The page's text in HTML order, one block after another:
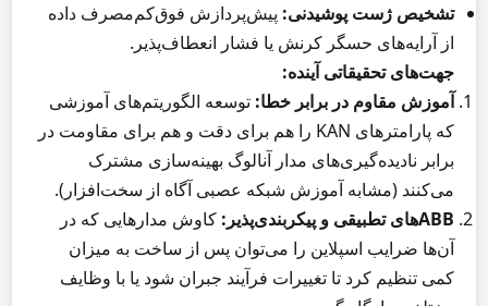
تشخیص ژست پوشیدنی: پیش‌پردازش فوق‌کم‌مصرف داده
از آرایه‌های حسگر کرنش یا فشار انعطاف‌پذیر.
جهت‌های تحقیقاتی آینده:
آموزش مقاوم در برابر خطا: توسعه الگوریتم‌های آموزشی
که پارامترهای KAN را هم برای دقت و هم برای مقاومت در
برابر نادیده‌گیری‌های مدار آنالوگ بهینه‌سازی مشترک
می‌کنند (مشابه آموزش شبکه عصبی آگاه از سخت‌افزار).
ABBهای تطبیقی و پیکربندی‌پذیر:
کاوش مدارهایی که در
آن‌ها ضرایب اسپلاین را می‌توان پس از ساخت به میزان
کمی تنظیم کرد تا تغییرات فرآیند جبران شود یا با وظایف